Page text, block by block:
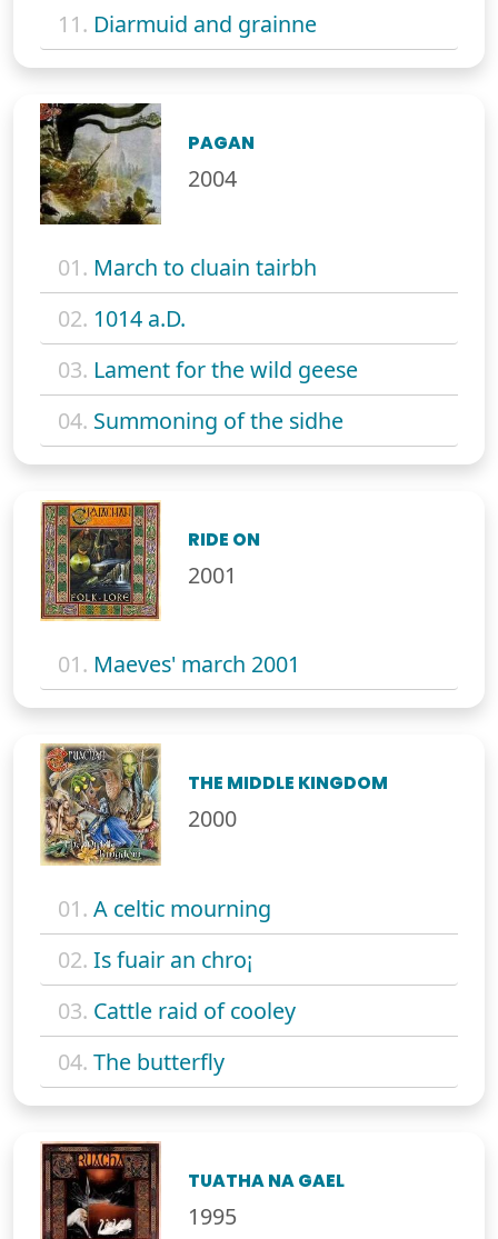
11. Diarmuid and grainne
PAGAN
2004
01. March to cluain tairbh
02. 1014 a.D.
03. Lament for the wild geese
04. Summoning of the sidhe
RIDE ON
2001
01. Maeves' march 2001
THE MIDDLE KINGDOM
2000
01. A celtic mourning
02. Is fuair an chro¡
03. Cattle raid of cooley
04. The butterfly
TUATHA NA GAEL
1995